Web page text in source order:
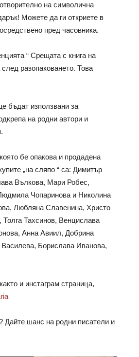
на символична
Можете да ги откриете в
пред часовника.
“ Срещата с книга на
разопаковането. Това
бъдат използвани за
на родни автори и
бе опакова и продадена
„на сляпо “ са: Димитър
Вълкова, Мари Робес,
Чопаринова и Николина
Любляна Славенина, Христо
Тахсинов, Вeнцислава
Анна Авиил, Добрина
Борислава Иванова,
и инстаграм страница,
Дайте шанс на родни писатели и